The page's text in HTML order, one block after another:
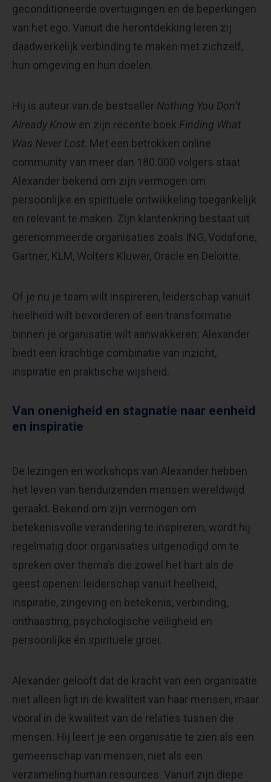
geconditioneerde overtuigingen en de beperkingen
van het ego. Vanuit die herontdekking leren zij
daadwerkelijk verbinding te maken met zichzelf,
hun omgeving en hun doelen.
Hij is auteur van de bestseller Nothing You Don’t
Already Know en zijn recente boek Finding What
Was Never Lost. Met een betrokken online
community van meer dan 180.000 volgers staat
Alexander bekend om zijn vermogen om
persoonlijke en spirituele ontwikkeling toegankelijk
en relevant te maken. Zijn klantenkring bestaat uit
gerenommeerde organisaties zoals ING, Vodafone,
Gartner, KLM, Wolters Kluwer, Oracle en Deloitte.
Of je nu je team wilt inspireren, leiderschap vanuit
heelheid wilt bevorderen of een transformatie
binnen je organisatie wilt aanwakkeren: Alexander
biedt een krachtige combinatie van inzicht,
inspiratie en praktische wijsheid.
Van onenigheid en stagnatie naar eenheid
en inspiratie
De lezingen en workshops van Alexander hebben
het leven van tienduizenden mensen wereldwijd
geraakt. Bekend om zijn vermogen om
betekenisvolle verandering te inspireren, wordt hij
regelmatig door organisaties uitgenodigd om te
spreken over thema’s die zowel het hart als de
geest openen: leiderschap vanuit heelheid,
inspiratie, zingeving en betekenis, verbinding,
onthaasting, psychologische veiligheid en
persoonlijke én spirituele groei.
Alexander gelooft dat de kracht van een organisatie
niet alleen ligt in de kwaliteit van haar mensen, maar
vooral in de kwaliteit van de relaties tussen die
mensen. Hij leert je een organisatie te zien als een
gemeenschap van mensen, niet als een
verzameling human resources. Vanuit zijn diepe